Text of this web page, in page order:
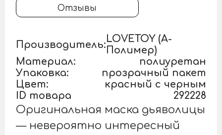
Отзывы
Производитель:
LOVETOY (А-
Полимер)
Материал:
полиуретан
Упаковка:
прозрачный пакет
Цвет:
красный с черным
ID товара
292228
Оригинальная маска дьяволицы
— невероятно интересный